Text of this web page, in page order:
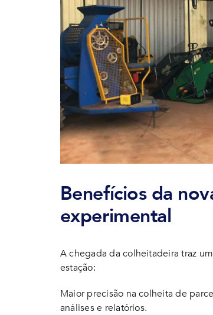
Benefícios da
experimental
A chegada da colheitadeira traz
estação:
Maior precisão na colheita de
análises e relatórios.